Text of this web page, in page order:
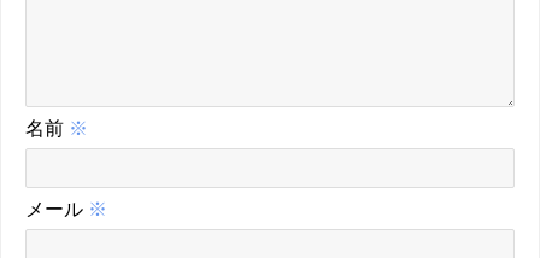
名前 ※
メール ※